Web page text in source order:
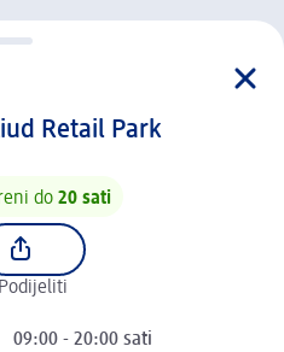
Retail Park
do 20 sati
Podijeliti
09:00 - 20:00 sati